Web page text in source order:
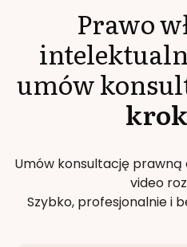
Prawo
umów
Umów konsultację
video
Szybko, profesjonalnie i